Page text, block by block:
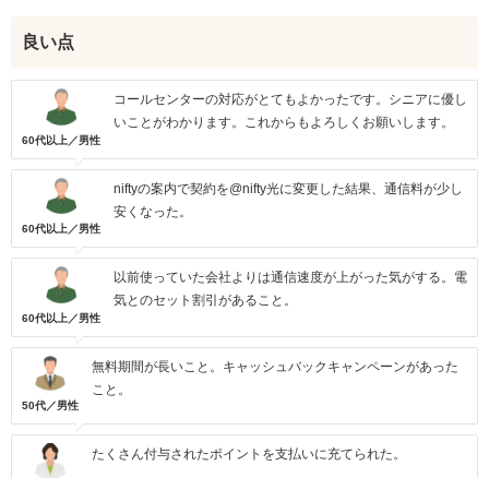
良い点
60代以上／男性
コールセンターの対応がとてもよかったです。シニアに優し
いことがわかります。これからもよろしくお願いします。
60代以上／男性
niftyの案内で契約を@nifty光に変更した結果、通信料が少し
安くなった。
60代以上／男性
以前使っていた会社よりは通信速度が上がった気がする。電
気とのセット割引があること。
50代／男性
無料期間が長いこと。キャッシュバックキャンペーンがあった
こと。
たくさん付与されたポイントを支払いに充てられた。